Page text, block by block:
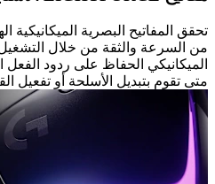
تحقق المفاتيح البصرية الميكانيكية
من السرعة والثقة من خلال
الميكانيكي الحفاظ على ردود
متى تقوم بتبديل الأسلحة أو تفعيل